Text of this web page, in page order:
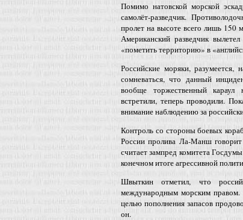
Помимо натовской морской
самолёт-разведчик.
пролет на высоте всего лишь 150
Американский разведчик
«пометить территорию» в
Российские моряки,
сомневаться, что данный
вообще торжественный караул
встретили, теперь проводили.
внимание наблюдению за
Контроль со стороны боевых
России пролива Ла-Манш
считает зампред комитета
конечном итоге агрессивной
Швыткин отметил, что
международным морским
целью пополнения запасов
он.